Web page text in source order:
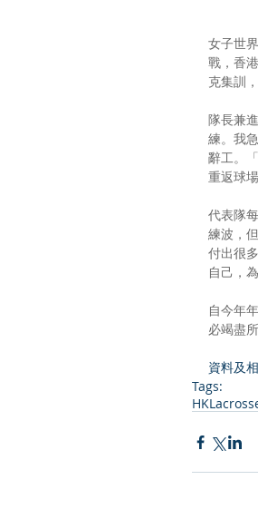
女子世
戰，香
克集訓
隊長兼
練。我
辭工。
重返球
代表隊
練波，
付出很
自己，
自今年
必竭盡
資料及
Tags: